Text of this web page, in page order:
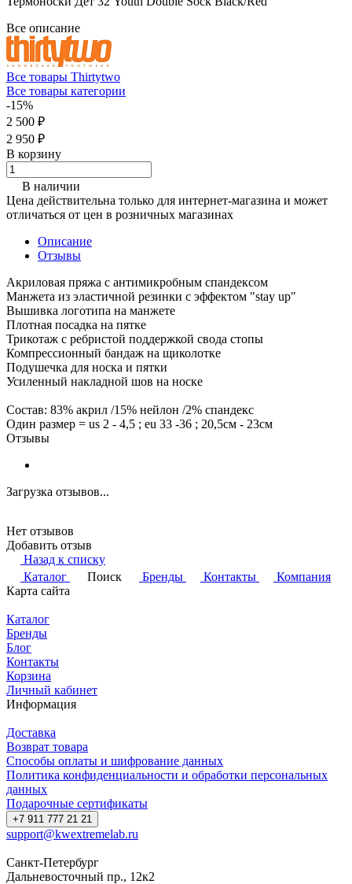
Все описание
Все товары Thirtytwo
Все товары категории
-15%
2 500 ₽
2 950 ₽
В корзину
В наличии
Цена действительна только для интернет-магазина и может
отличаться от цен в розничных магазинах
Описание
Отзывы
Акриловая пряжа с антимикробным спандексом
Манжета из эластичной резинки с эффектом "stay up"
Вышивка логотипа на манжете
Плотная посадка на пятке
Трикотаж с ребристой поддержкой свода стопы
Компрессионный бандаж на щиколотке
Подушечка для носка и пятки
Усиленный накладной шов на носке
Состав: 83% акрил /15% нейлон /2% спандекс
Один размер = us 2 - 4,5 ; eu 33 -36 ; 20,5см - 23см
Отзывы
Загрузка отзывов...
Нет отзывов
Добавить отзыв
Назад к списку
Каталог
Поиск Бренды Контакты
Компания
Карта сайта
Каталог
Бренды
Блог
Контакты
Корзина
Личный кабинет
Информация
Доставка
Возврат товара
Способы оплаты и шифрование данных
Политика конфиденциальности и обработки персональных
данных
Подарочные сертификаты
+7 911 777 21 21
support@kwextremelab.ru
Санкт-Петербург
Дальневосточный пр., 12к2